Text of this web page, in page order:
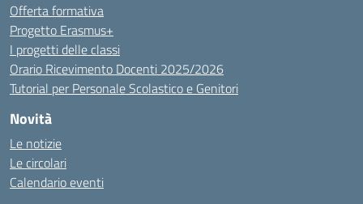
Offerta formativa
Progetto Erasmus+
I progetti delle classi
Orario Ricevimento Docenti 2025/2026
Tutorial per Personale Scolastico e Genitori
Novità
Le notizie
Le circolari
Calendario eventi